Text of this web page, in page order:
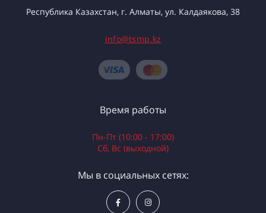
Республика Казахстан, г. Алматы, ул. Калдаякова, 38
info@tsmp.kz
Время работы
Пн-Пт (10:00 - 17:00)
Сб, Вс (выходной)
Мы в социальных сетях: